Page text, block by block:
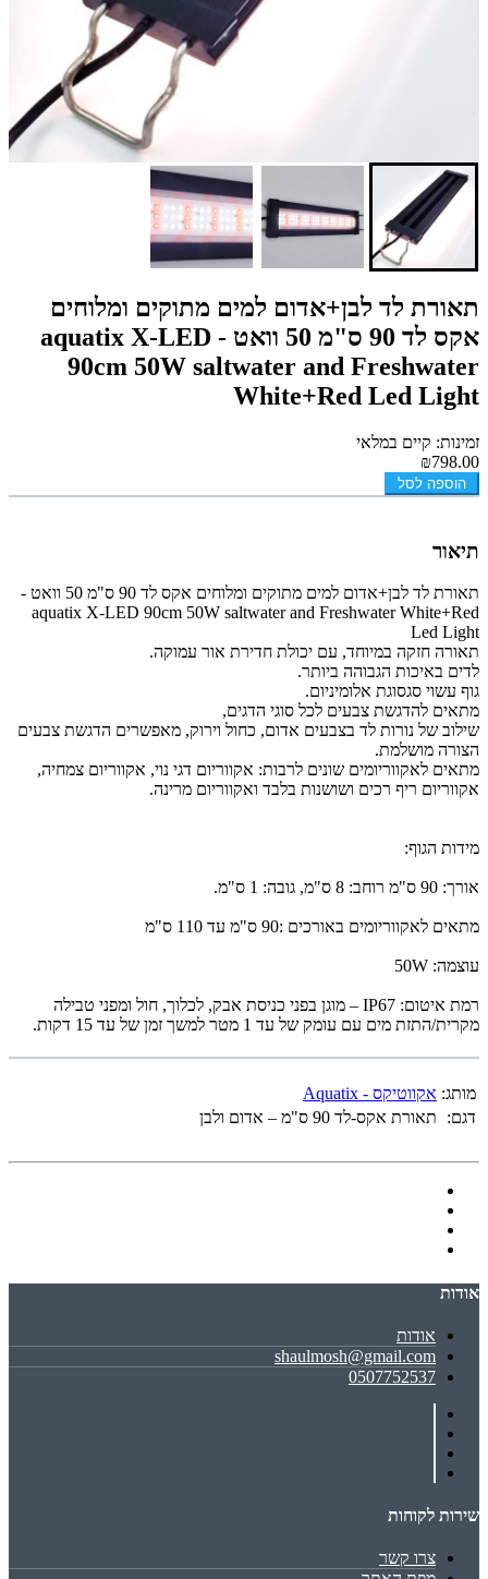
תאורת לד לבן+אדום למים מתוקים ומלוחים
אקס לד 90 ס"מ 50 וואט - aquatix X-LED
90cm 50W saltwater and Freshwater
White+Red Led Light
זמינות: קיים במלאי
₪798.00
הוספה לסל
תיאור
תאורת לד לבן+אדום למים מתוקים ומלוחים אקס לד 90 ס"מ 50 וואט -
aquatix X-LED 90cm 50W saltwater and Freshwater White+Red
Led Light
תאורה חזקה במיוחד, עם יכולת חדירת אור עמוקה.
לדים באיכות הגבוהה ביותר.
גוף עשוי סגסוגת אלומיניום.
מתאים להדגשת צבעים לכל סוגי הדגים,
שילוב של נורות לד בצבעים אדום, כחול וירוק, מאפשרים הדגשת צבעים
הצורה מושלמת.
מתאים לאקווריומים שונים לרבות: אקווריום דגי נוי, אקווריום צמחיה,
אקווריום ריף רכים ושושנות בלבד ואקווריום מרינה.
מידות הגוף:
אורך: 90 ס"מ רוחב: 8 ס"מ, גובה: 1 ס"מ.
מתאים לאקווריומים באורכים :90 ס"מ עד 110 ס"מ
עוצמה: 50W
רמת איטום: IP67 – מוגן בפני כניסת אבק, לכלוך, חול ומפני טבילה
מקרית/התזת מים עם עומק של עד 1 מטר למשך זמן של עד 15 דקות.
מותג: אקווטיקס - Aquatix
דגם:
תאורת אקס-לד 90 ס"מ – אדום ולבן
אודות
אודות
shaulmosh@gmail.com
0507752537
שירות לקוחות
צרו קשר